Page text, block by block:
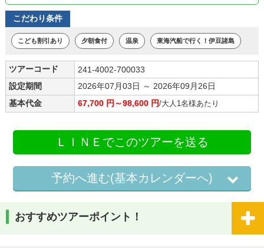
こだわり条件
こども割引あり 夕朝食付 温泉 東海汽船で行く！伊豆諸島
ツアーコード
241-4002-700033
設定期間
2026年07月03日 ～ 2026年09月26日
基本代金
67,700 円～98,600 円/大人1名様あたり
ＬＩＮＥでこのツアーを送る
予約へ進む(基本カレンダーへ)
おすすめツアーポイント！